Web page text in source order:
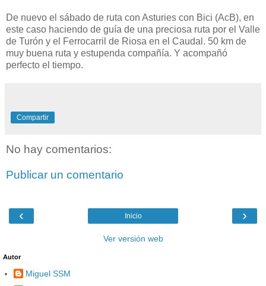
De nuevo el sábado de ruta con Asturies con Bici (AcB), en
este caso haciendo de guía de una preciosa ruta por el Valle
de Turón y el Ferrocarril de Riosa en el Caudal. 50 km de
muy buena ruta y estupenda compañía. Y acompañó
perfecto el tiempo.
Compartir
No hay comentarios:
Publicar un comentario
‹ ›
Inicio
Ver versión web
Autor
Miguel SSM